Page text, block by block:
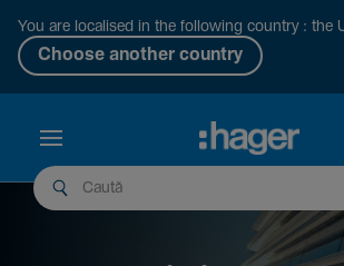
You are localised in the following country : the
Choose another country